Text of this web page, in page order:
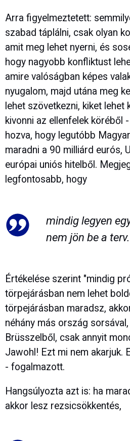
Arra figyelmeztetett:
szabad táplálni, csak olyan
amit meg lehet nyerni, és
hogy nagyobb konfliktust
amire valóságban képes
nyugalom, majd utána meg
lehet szövetkezni, kiket lehet
kivonni az ellenfelek köréből
hozva, hogy legutóbb
maradni a 90 milliárd eurós,
európai uniós hitelből.
legfontosabb, hogy
mindig legyen
nem jön be a terv.
Értékelése szerint "mindig
törpejárásban nem lehet
törpejárásban maradsz,
néhány más ország
Brüsszelből, csak annyit
Jawohl! Ezt mi nem akarjuk.
- fogalmazott.
Hangsúlyozta azt is: ha
akkor lesz rezsicsökkentés,